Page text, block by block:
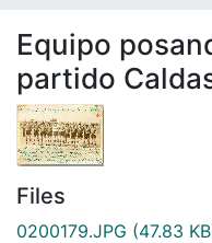
Equipo
partido
Files
0200179.JPG (47.83